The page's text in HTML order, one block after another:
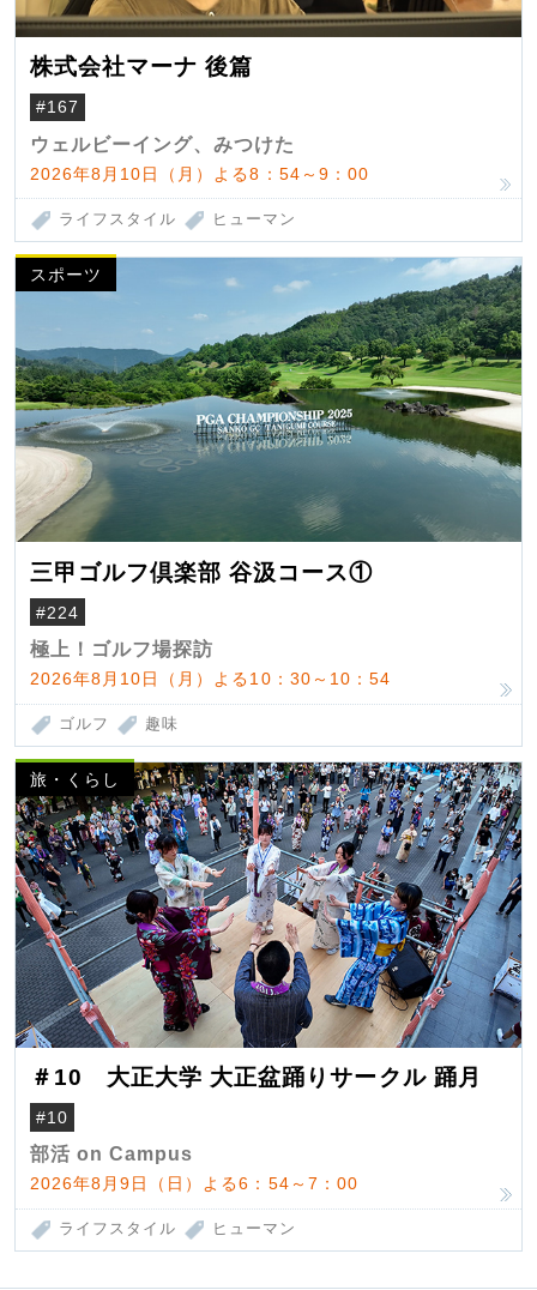
株式会社マーナ 後篇
#167
ウェルビーイング、みつけた
2026年8月10日（月）よる8：54～9：00
ライフスタイル ヒューマン
スポーツ
三甲ゴルフ倶楽部 谷汲コース①
#224
極上！ゴルフ場探訪
2026年8月10日（月）よる10：30～10：54
ゴルフ 趣味
旅・くらし
＃10 大正大学 大正盆踊りサークル 踊月
#10
部活 on Campus
2026年8月9日（日）よる6：54～7：00
ライフスタイル ヒューマン